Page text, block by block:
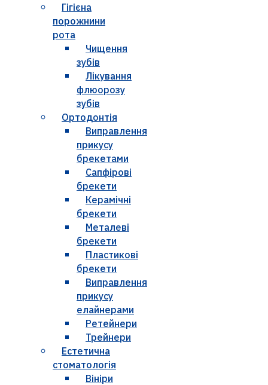
Гігієна
порожнини
рота
Чищення
зубів
Лікування
флюорозу
зубів
Ортодонтія
Виправлення
прикусу
брекетами
Сапфірові
брекети
Керамічні
брекети
Металеві
брекети
Пластикові
брекети
Виправлення
прикусу
елайнерами
Ретейнери
Трейнери
Естетична
стоматологія
Вініри